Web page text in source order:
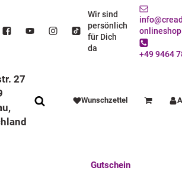
Wir sind
persönlich
für Dich
da
+49 9464
27
Wunschzettel Warenkorb
Gutschein
MIT BUNTEN RAHMEN AUTO-CARTOON